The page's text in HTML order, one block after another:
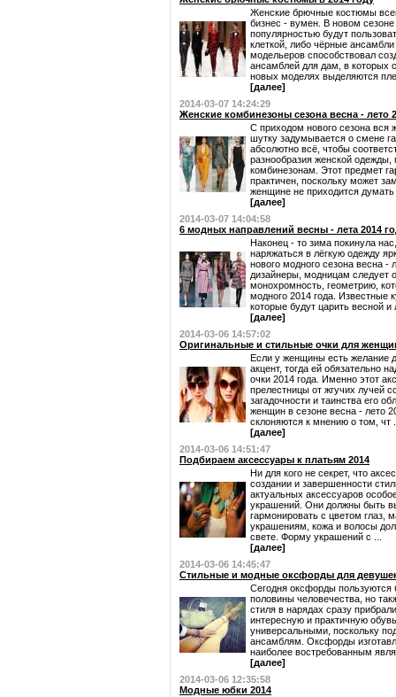
Женские брючные костюмы
бизнес - вумен. В новом
популярностью будут
клеткой, либо чёрные
модельеров способствовал
ансамблей для дам, в которых
новых моделях выделяются
[далее]
2014-03-07 14:24:29
Женские комбинезоны сезона весна - лето
С приходом нового сезона вся
шутку задумывается о смене
абсолютно всё, чтобы
разнообразия женской
комбинезонам. Этот предмет
практичен, поскольку может
женщине не приходится думать
[далее]
2014-03-07 14:04:58
6 модных направлений весны - лета 2014
Наконец - то зима покинула
наряжаться в лёгкую одежду
нового модного сезона весна -
дизайнеры, модницам следует
монохромность, геометрию,
модного 2014 года. Известные
которые будут царить весной и
[далее]
2014-03-06 14:57:02
Оригинальные и стильные очки для
Если у женщины есть желание
акцент, тогда ей обязательно
очки 2014 года. Именно этот
прелестницы от жгучих лучей
загадочности и таинства его
женщин в сезоне весна - лето
склоняются к мнению о том, чт
[далее]
2014-03-06 14:51:47
Подбираем аксессуары к платьям 2014
Ни для кого не секрет, что
создании и завершенности
актуальных аксессуаров
украшений. Они должны быть
гармонировать с цветом глаз,
украшениям, кожа и волосы
свете. Форму украшений с ...
[далее]
2014-03-06 14:45:47
Стильные и модные оксфорды для
Сегодня оксфорды
половины человечества, но
стиля в нарядах сразу
интересную и практичную
универсальными, поскольку
ансамблям. Оксфорды
наиболее востребованным
[далее]
2014-03-06 12:35:58
Модные юбки 2014